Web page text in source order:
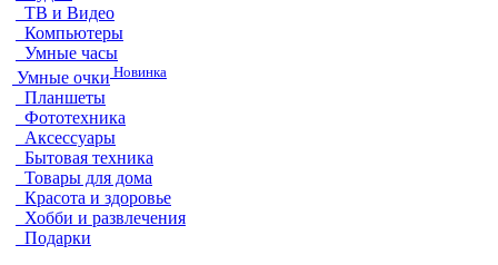
ТВ и Видео
Компьютеры
Умные часы
Умные очки Новинка
Планшеты
Фототехника
Аксессуары
Бытовая техника
Товары для дома
Красота и здоровье
Хобби и развлечения
Подарки